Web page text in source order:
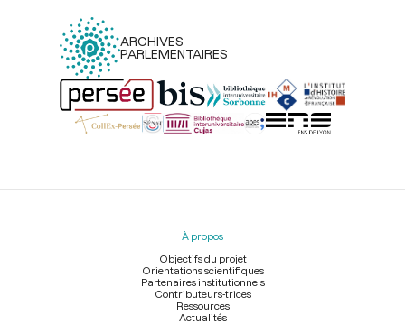
ARCHIVES
PARLEMENTAIRES
Menu
À propos
Objectifs du projet
Orientations scientifiques
Partenaires institutionnels
Contributeurs-trices
Ressources
Actualités